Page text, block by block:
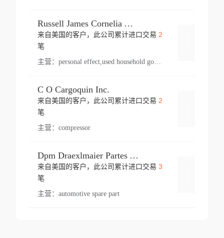
Russell James Cornelia Arlington Va
来自美国的客户，此公司累计进口交易 2
笔
主营： personal effect,used household goods
C O Cargoquin Inc.
来自美国的客户，此公司累计进口交易 2
笔
主营： compressor
Dpm Draexlmaier Partes Automotrices Corr Ind Huejotzingo
来自美国的客户，此公司累计进口交易 3
笔
主营： automotive spare part